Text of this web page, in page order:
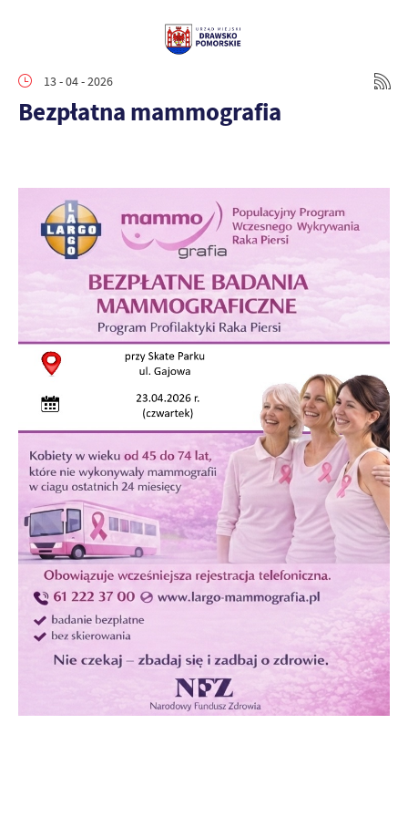
13 - 04 - 2026
Bezpłatna mammografia